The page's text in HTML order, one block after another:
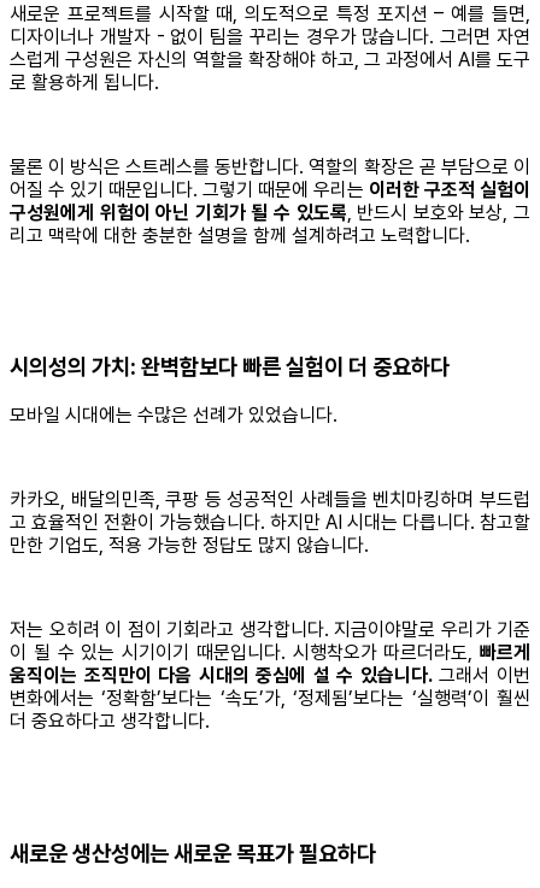
새로운 프로젝트를 시작할 때, 의도적으로 특정 포지션 – 예를 들면,
디자이너나 개발자 - 없이 팀을 꾸리는 경우가 많습니다. 그러면 자연
스럽게 구성원은 자신의 역할을 확장해야 하고, 그 과정에서 AI를 도구
로 활용하게 됩니다.
물론 이 방식은 스트레스를 동반합니다. 역할의 확장은 곧 부담으로 이
어질 수 있기 때문입니다. 그렇기 때문에 우리는 이러한 구조적 실험이
구성원에게 위험이 아닌 기회가 될 수 있도록 , 반드시 보호와 보상, 그
리고 맥락에 대한 충분한 설명을 함께 설계하려고 노력합니다.
시의성의 가치: 완벽함보다 빠른 실험이 더 중요하다
모바일 시대에는 수많은 선례가 있었습니다.
카카오, 배달의민족, 쿠팡 등 성공적인 사례들을 벤치마킹하며 부드럽
고 효율적인 전환이 가능했습니다. 하지만 AI 시대는 다릅니다. 참고할
만한 기업도, 적용 가능한 정답도 많지 않습니다.
저는 오히려 이 점이 기회라고 생각합니다. 지금이야말로 우리가 기준
이 될 수 있는 시기이기 때문입니다. 시행착오가 따르더라도, 빠르게
움직이는 조직만이 다음 시대의 중심에 설 수 있습니다.그래서 이번
변화에서는 ‘정확함’보다는 ‘속도’가, ‘정제됨’보다는 ‘실행력’이 훨씬
더 중요하다고 생각합니다.
새로운 생산성에는 새로운 목표가 필요하다